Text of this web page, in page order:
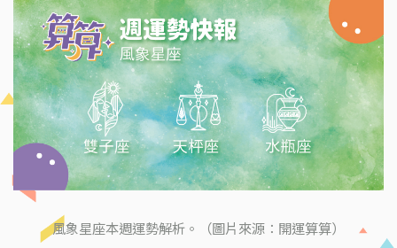
風象星座本週運勢解析。（圖片來源：開運算算）